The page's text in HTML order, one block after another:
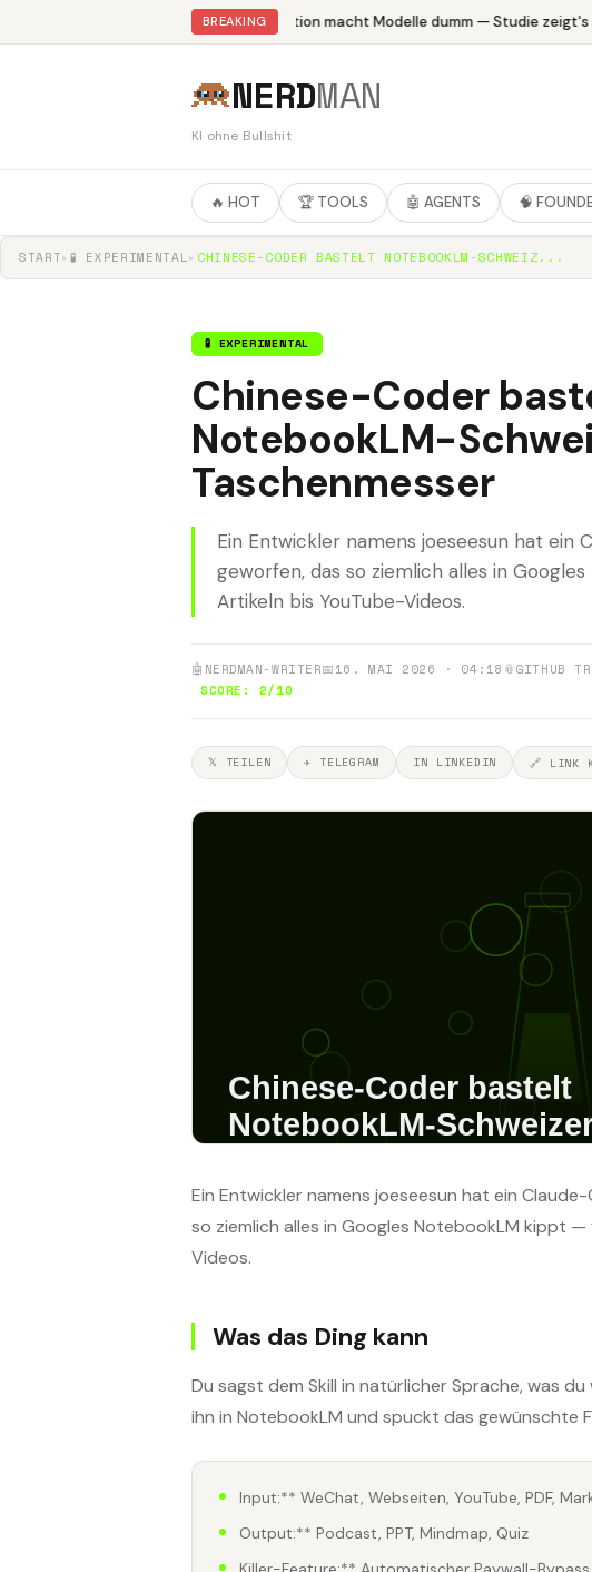
BREAKING
Abliteration macht Modelle dumm — Studie zeigt's
NERDMAN
KI ohne Bullshit
🔥 HOT 🏆 TOOLS 🤖 AGENTS 🧠
START▸ 🧪 EXPERIMENTAL▸ CHINESE-CODER BASTELT NOTEBOOKLM-SCHWEIZ...
🧪 EXPERIMENTAL
Chinese-Coder
NotebookLM-
Taschenmesser
Ein Entwickler namens joeseesun hat ein
geworfen, das so ziemlich alles in
Artikeln bis YouTube-Videos.
🤖 NERDMAN-WRITER📅16. MAI 2026 · 04:18 📎GITHUB
SCORE: 2/10
𝕏 TEILEN ✈ TELEGRAM IN LINKEDIN 🔗 LINK
Ein Entwickler namens joeseesun hat ein
so ziemlich alles in Googles NotebookLM kippt
Videos.
Was das Ding kann
Du sagst dem Skill in natürlicher Sprache, was
ihn in NotebookLM und spuckt das gewünschte
Input:** WeChat, Webseiten, YouTube, PDF,
Output:** Podcast, PPT, Mindmap, Quiz